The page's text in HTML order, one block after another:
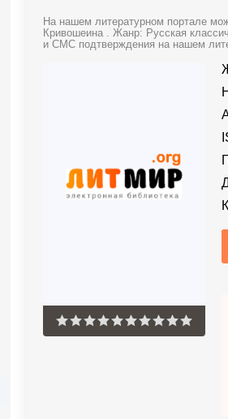
На нашем литературном портале
Кривошеина . Жанр: Русская
и СМС подтверждения на нашем